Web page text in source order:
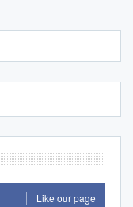
Like our page